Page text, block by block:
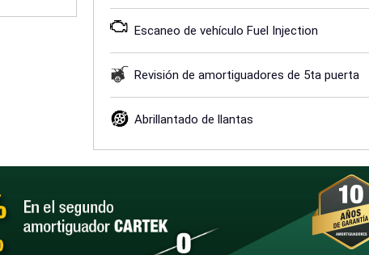
Escaneo de vehículo Fuel Injection
Revisión de amortiguadores de 5ta puerta
Abrillantado de llantas